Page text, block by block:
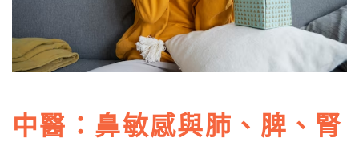
中醫：鼻敏感與肺、脾、腎